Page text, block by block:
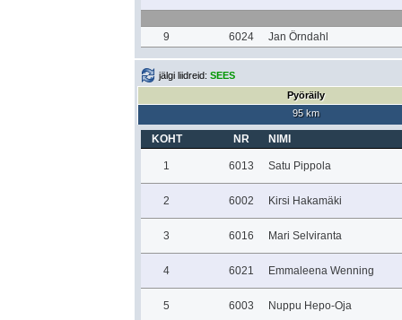
9 6024 Jan Örndahl
jälgi liidreid: SEES
Pyöräily
95 km
KOHT NR NIMI
1 6013 Satu Pippola
2 6002 Kirsi Hakamäki
3 6016 Mari Selviranta
4 6021 Emmaleena Wenning
5 6003 Nuppu Hepo-Oja